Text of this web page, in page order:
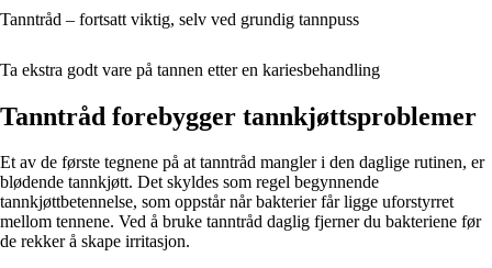
Tanntråd – fortsatt viktig, selv ved grundig tannpuss
Ta ekstra godt vare på tannen etter en kariesbehandling
Tanntråd forebygger tannkjøttsproblemer
Et av de første tegnene på at tanntråd mangler i den daglige rutinen, er
blødende tannkjøtt. Det skyldes som regel begynnende
tannkjøttbetennelse, som oppstår når bakterier får ligge uforstyrret
mellom tennene. Ved å bruke tanntråd daglig fjerner du bakteriene før
de rekker å skape irritasjon.